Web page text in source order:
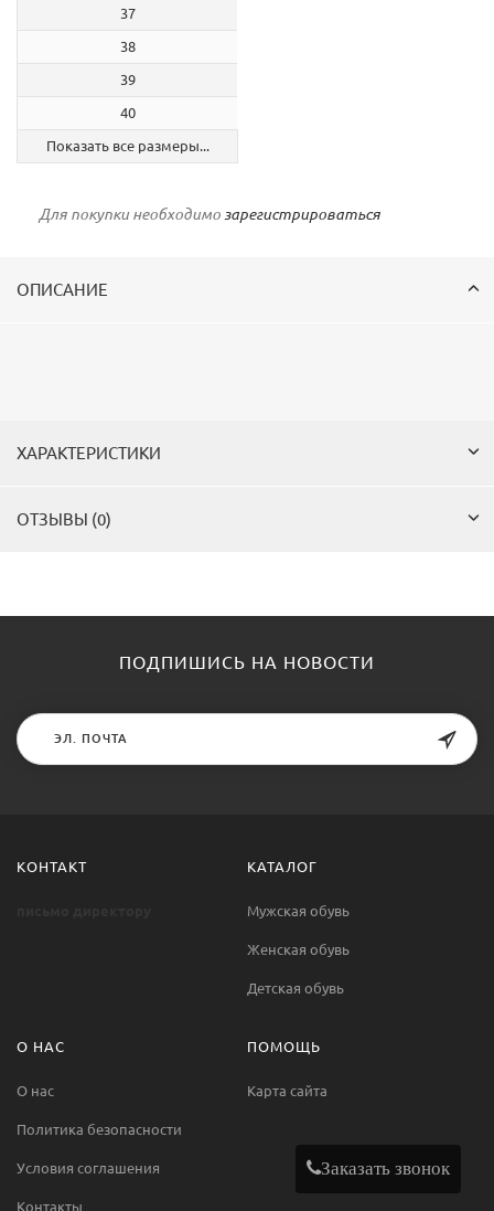
37
38
39
40
Показать все размеры...
Для покупки необходимо зарегистрироваться
ОПИСАНИЕ
ХАРАКТЕРИСТИКИ
ОТЗЫВЫ (0)
ПОДПИШИСЬ НА НОВОСТИ
КОНТАКТ КАТАЛОГ
Мужская обувь
Женская обувь
Детская обувь
О НАС
О нас
Политика безопасности
Условия соглашения
Контакты
ПОМОЩЬ
Карта сайта
Заказать звонок